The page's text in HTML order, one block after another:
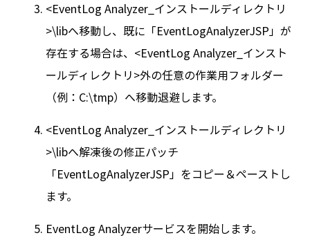
<EventLog Analyzer_インストールディレクトリ
>\libへ移動し、既に「EventLogAnalyzerJSP」が
存在する場合は、<EventLog Analyzer_インスト
ールディレクトリ>外の任意の作業用フォルダー
（例：C:\tmp）へ移動退避します。
<EventLog Analyzer_インストールディレクトリ
>\libへ解凍後の修正パッチ
「EventLogAnalyzerJSP」をコピー＆ペーストし
ます。
EventLog Analyzerサービスを開始します。